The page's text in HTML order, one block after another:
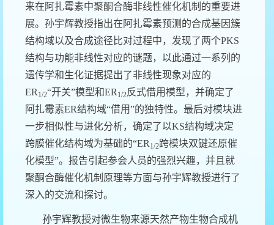
来在阿扎霉素中聚酮合酶非线性催化机制的重要进
展。孙宇辉教授指出在阿扎霉素预测的合成基因簇
结构域以及合成途径比对过程中，发现了两个PKS
结构与功能非线性对应的谜题，以此通过一系列的
遗传学和生化证据提出了非线性现象对应的
ER 1/2“开关”模型和ER 1/2反式借用模型，并确定了
阿扎霉素ER结构域“借用”的独特性。最后对模块进
一步相似性与进化分析，确定了以KS结构域决定
跨膜催化结构域为基础的“ER 1/2跨模块双键还原催
化模型”。报告引起参会人员的强烈兴趣，并且就
聚酮合酶催化机制原理等方面与孙宇辉教授进行了
深入的交流和探讨。
孙宇辉教授对微生物来源天然产物生物合成机